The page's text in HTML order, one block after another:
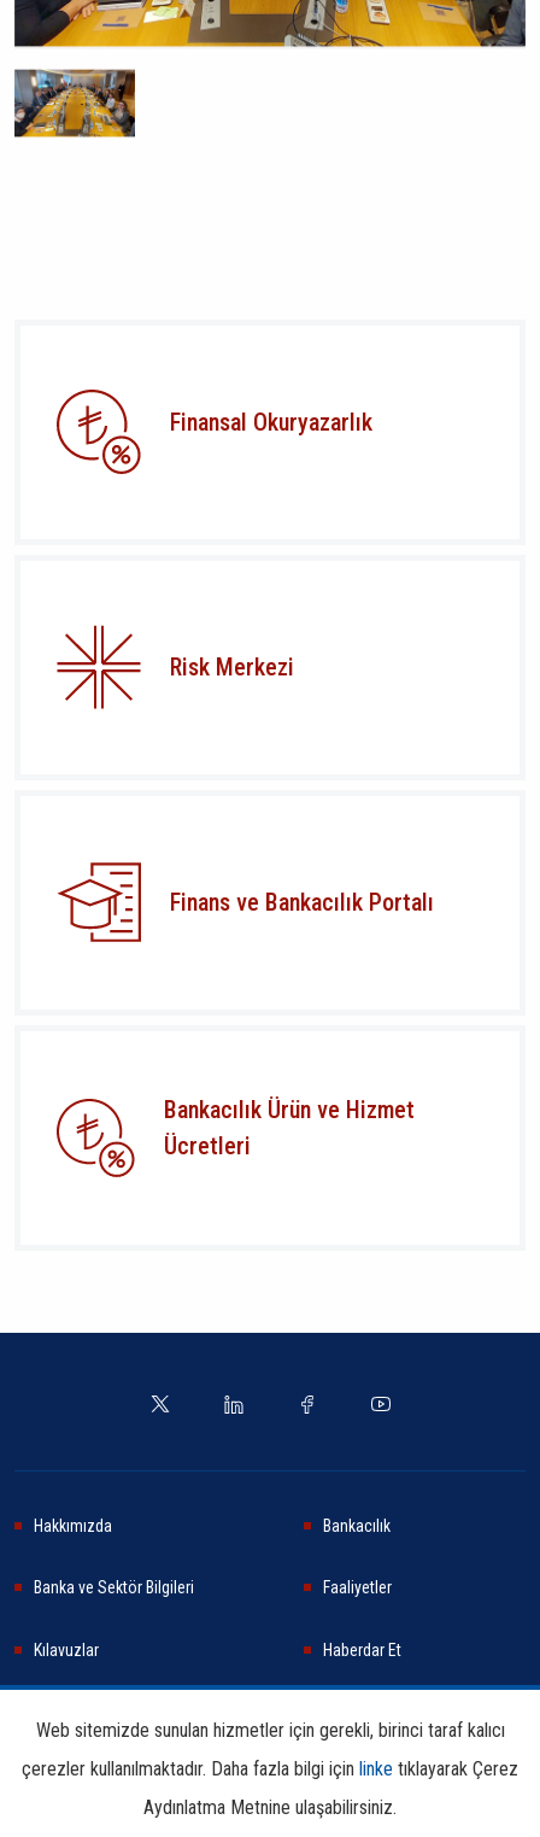
Finansal Okuryazarlık
Risk Merkezi
Finans ve Bankacılık Portalı
Bankacılık Ürün ve Hizmet
Ücretleri
Hakkımızda Bankacılık
Banka ve Sektör Bilgileri Faaliyetler
Kılavuzlar Haberdar Et
Araştırma ve Yayınlar İletişim Bilgileri
Web sitemizde sunulan hizmetler için gerekli, birinci taraf kalıcı
çerezler kullanılmaktadır. Daha fazla bilgi için linke tıklayarak Çerez
Aydınlatma Metnine ulaşabilirsiniz.